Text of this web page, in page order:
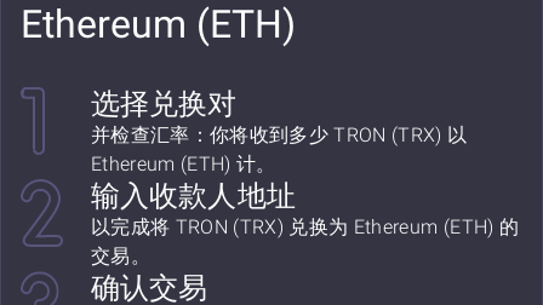
Ethereum (ETH)
选择兑换对
并检查汇率：你将收到多少 TRON (TRX) 以
Ethereum (ETH) 计。
输入收款人地址
以完成将 TRON (TRX) 兑换为 Ethereum (ETH) 的
交易。
确认交易